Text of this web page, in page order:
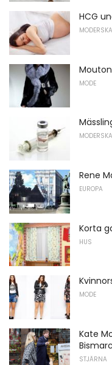
HCG
MODE
Rene
EUROPA
Korta
HUS
MODE
Kate
STJÄRNA